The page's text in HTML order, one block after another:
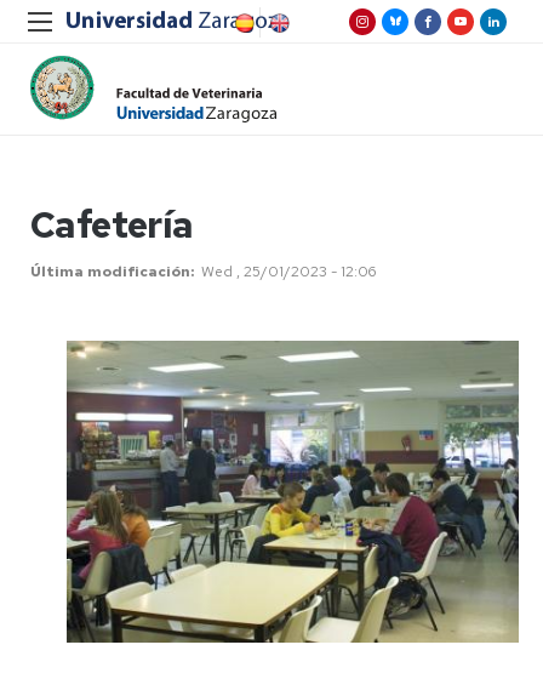
Cafetería
Última modificación Wed , 25/01/2023 - 12:06